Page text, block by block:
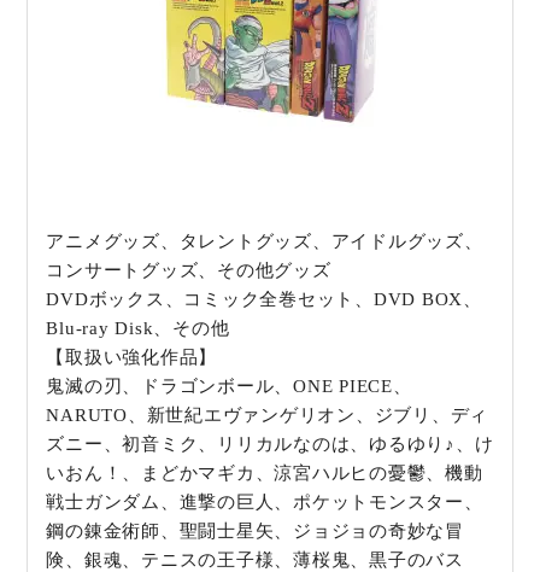
アニメグッズ、タレントグッズ、アイドルグッズ、
コンサートグッズ、その他グッズ
DVDボックス、コミック全巻セット、DVD BOX、
Blu-ray Disk、その他
【取扱い強化作品】
鬼滅の刃、ドラゴンボール、ONE PIECE、
NARUTO、新世紀エヴァンゲリオン、ジブリ、ディ
ズニー、初音ミク、リリカルなのは、ゆるゆり♪、け
いおん！、まどかマギカ、涼宮ハルヒの憂鬱、機動
戦士ガンダム、進撃の巨人、ポケットモンスター、
鋼の錬金術師、聖闘士星矢、ジョジョの奇妙な冒
険、銀魂、テニスの王子様、薄桜鬼、黒子のバス